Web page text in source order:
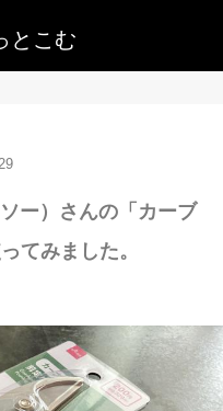
とこむ
ー）さんの「カーブ
てみました。